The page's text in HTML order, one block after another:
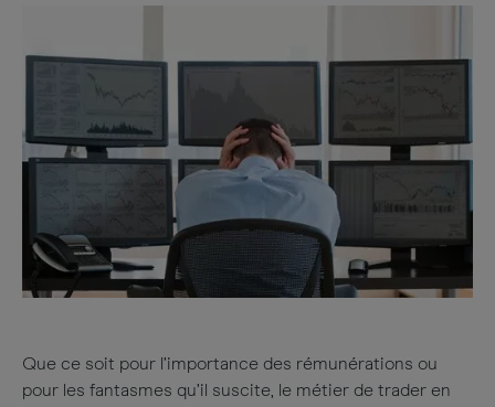
Que ce soit pour l’importance des rémunérations ou
pour les fantasmes qu’il suscite, le métier de trader en